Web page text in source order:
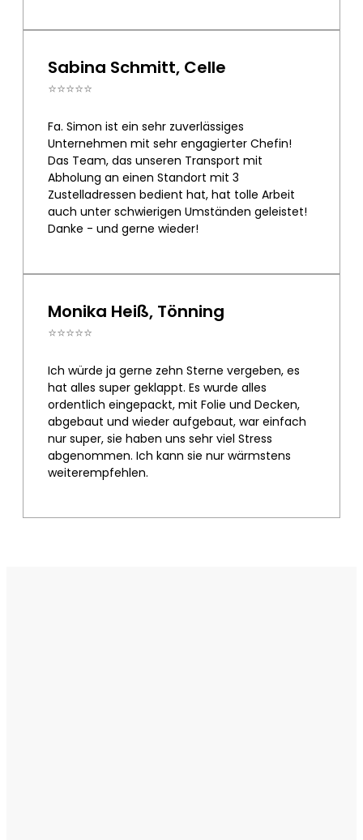
Sabina Schmitt, Celle
⭐⭐⭐⭐⭐
Fa. Simon ist ein sehr zuverlässiges
Unternehmen mit sehr engagierter Chefin!
Das Team, das unseren Transport mit
Abholung an einen Standort mit 3
Zustelladressen bedient hat, hat tolle Arbeit
auch unter schwierigen Umständen geleistet!
Danke - und gerne wieder!
Monika Heiß, Tönning
⭐⭐⭐⭐⭐
Ich würde ja gerne zehn Sterne vergeben, es
hat alles super geklappt. Es wurde alles
ordentlich eingepackt, mit Folie und Decken,
abgebaut und wieder aufgebaut, war einfach
nur super, sie haben uns sehr viel Stress
abgenommen. Ich kann sie nur wärmstens
weiterempfehlen.